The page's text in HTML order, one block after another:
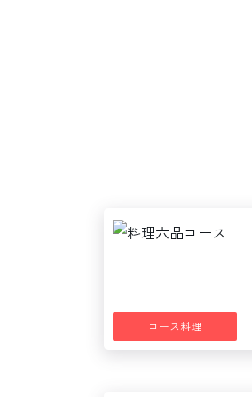
コース料理